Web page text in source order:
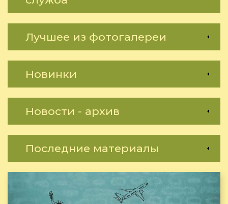
Лучшее из фотогалереи
Новинки
Новости - архив
Последние материалы